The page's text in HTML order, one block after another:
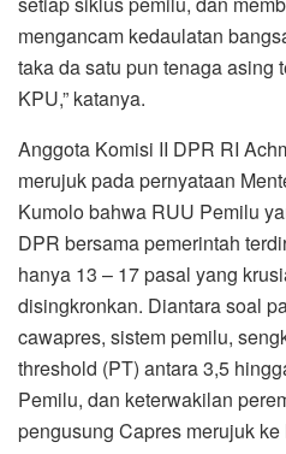
mengancam kedaulatan
taka da satu pun tenaga asing
KPU,” katanya.
Anggota Komisi II DPR RI
merujuk pada pernyataan
Kumolo bahwa RUU Pemilu
DPR bersama pemerintah
hanya 13 – 17 pasal yang
disingkronkan. Diantara soal
cawapres, sistem pemilu,
threshold (PT) antara 3,5
Pemilu, dan keterwakilan
pengusung Capres merujuk